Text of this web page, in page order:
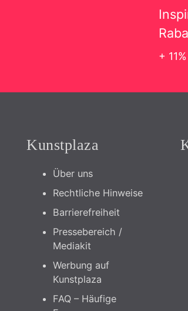
+
Kunstplaza
Über uns
Rechtliche Hinweise
Barrierefreiheit
Pressebereich /
Mediakit
Werbung auf
Kunstplaza
FAQ – Häufige